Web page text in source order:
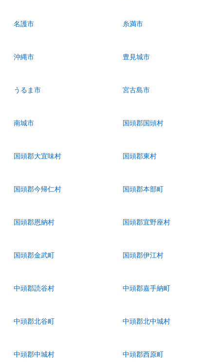
名護市 糸満市
沖縄市 豊見城市
うるま市 宮古島市
南城市 国頭郡国頭村
国頭郡大宜味村 国頭郡東村
国頭郡今帰仁村 国頭郡本部町
国頭郡恩納村 国頭郡宜野座村
国頭郡金武町 国頭郡伊江村
中頭郡読谷村 中頭郡嘉手納町
中頭郡北谷町 中頭郡北中城村
中頭郡中城村 中頭郡西原町